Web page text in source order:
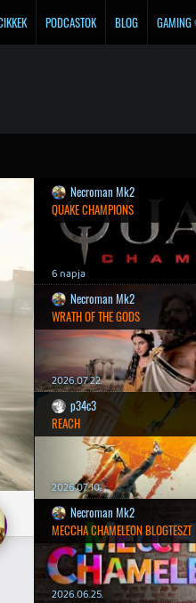
PODCASTOK BLOG GAMING
Necroman Mk2
QUAKE CHAMPIONS
6 napja
Necroman Mk2
WRATH OF THE GODS
2026.07.22.
p34c3
REACH
2026.07.10.
Necroman Mk2
MECCHA CHAMELEON BLOGTESZT
2026.06.25.